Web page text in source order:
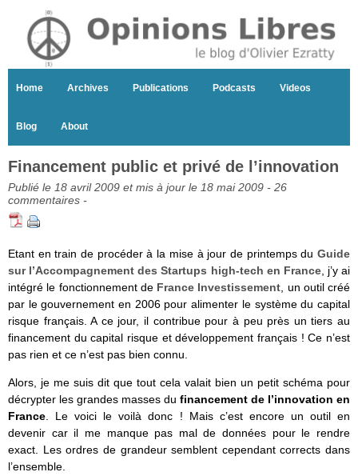
Home Archives Publications Podcasts Videos
Blog About
Financement public et privé de l’innovation
Publié le 18 avril 2009 et mis à jour le 18 mai 2009 - 26
commentaires -
Etant en train de procéder à la mise à jour de printemps du Guide
sur l’Accompagnement des Startups high-tech en France, j’y ai
intégré le fonctionnement de France Investissement , un outil créé
par le gouvernement en 2006 pour alimenter le système du capital
risque français. A ce jour, il contribue pour à peu près un tiers au
financement du capital risque et développement français ! Ce n’est
pas rien et ce n’est pas bien connu.
Alors, je me suis dit que tout cela valait bien un petit schéma pour
décrypter les grandes masses du financement de l’innovation en
France. Le voici le voilà donc ! Mais c’est encore un outil en
devenir car il me manque pas mal de données pour le rendre
exact. Les ordres de grandeur semblent cependant corrects dans
l’ensemble.